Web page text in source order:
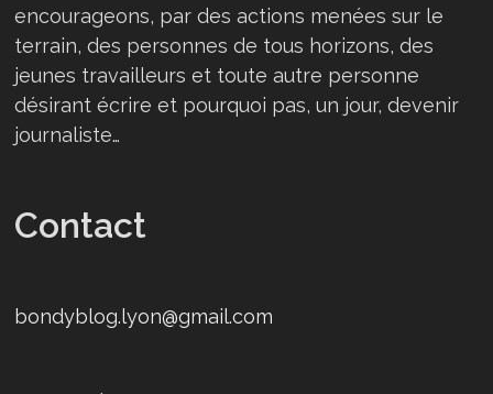
encourageons, par des actions menées sur le
terrain, des personnes de tous horizons, des
jeunes travailleurs et toute autre personne
désirant écrire et pourquoi pas, un jour, devenir
journaliste…
Contact
bondyblog.lyon@gmail.com